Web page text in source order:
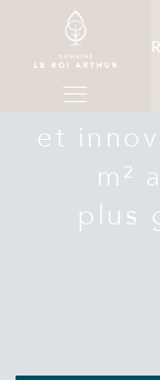
Un
et
m²
plus